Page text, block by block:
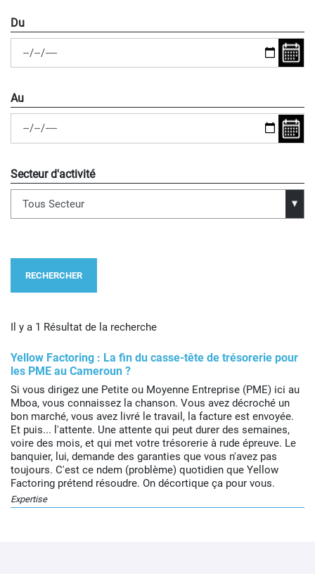
Du
Au
Secteur d'activité
RECHERCHER
Il y a 1 Résultat de la recherche
Yellow Factoring : La fin du casse-tête de trésorerie pour
les PME au Cameroun ?
Si vous dirigez une Petite ou Moyenne Entreprise (PME) ici au
Mboa, vous connaissez la chanson. Vous avez décroché un
bon marché, vous avez livré le travail, la facture est envoyée.
Et puis... l'attente. Une attente qui peut durer des semaines,
voire des mois, et qui met votre trésorerie à rude épreuve. Le
banquier, lui, demande des garanties que vous n'avez pas
toujours. C'est ce ndem (problème) quotidien que Yellow
Factoring prétend résoudre. On décortique ça pour vous.
Expertise